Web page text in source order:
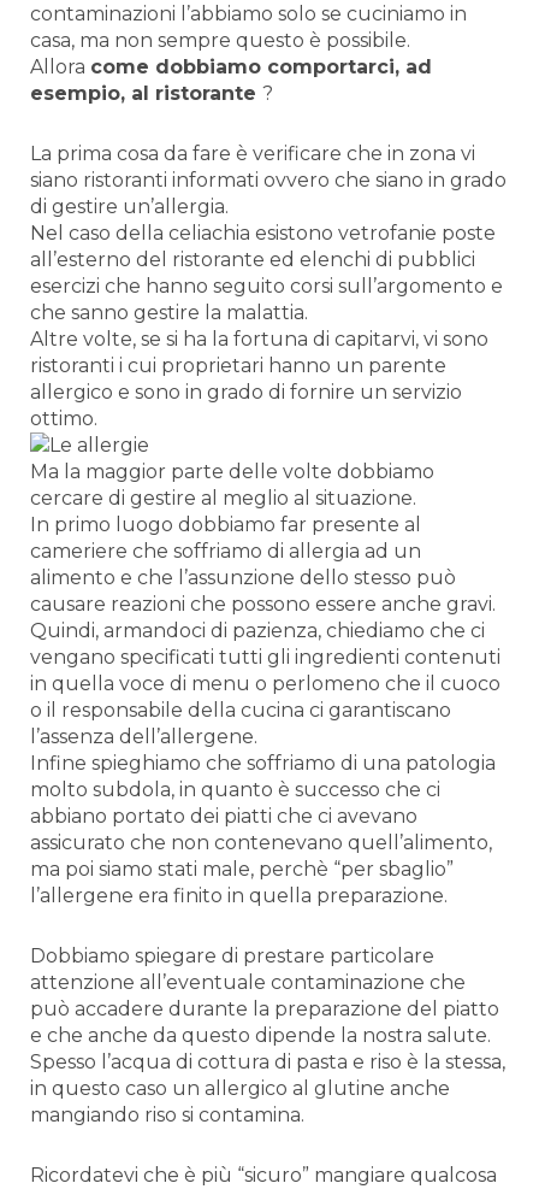
contaminazioni l’abbiamo solo se cuciniamo in
casa, ma non sempre questo è possibile.
Allora come dobbiamo comportarci, ad
esempio, al ristorante ?
La prima cosa da fare è verificare che in zona vi
siano ristoranti informati ovvero che siano in grado
di gestire un’allergia.
Nel caso della celiachia esistono vetrofanie poste
all’esterno del ristorante ed elenchi di pubblici
esercizi che hanno seguito corsi sull’argomento e
che sanno gestire la malattia.
Altre volte, se si ha la fortuna di capitarvi, vi sono
ristoranti i cui proprietari hanno un parente
allergico e sono in grado di fornire un servizio
ottimo.
Ma la maggior parte delle volte dobbiamo
cercare di gestire al meglio al situazione.
In primo luogo dobbiamo far presente al
cameriere che soffriamo di allergia ad un
alimento e che l’assunzione dello stesso può
causare reazioni che possono essere anche gravi.
Quindi, armandoci di pazienza, chiediamo che ci
vengano specificati tutti gli ingredienti contenuti
in quella voce di menu o perlomeno che il cuoco
o il responsabile della cucina ci garantiscano
l’assenza dell’allergene.
Infine spieghiamo che soffriamo di una patologia
molto subdola, in quanto è successo che ci
abbiano portato dei piatti che ci avevano
assicurato che non contenevano quell’alimento,
ma poi siamo stati male, perchè “per sbaglio”
l’allergene era finito in quella preparazione.
Dobbiamo spiegare di prestare particolare
attenzione all’eventuale contaminazione che
può accadere durante la preparazione del piatto
e che anche da questo dipende la nostra salute.
Spesso l’acqua di cottura di pasta e riso è la stessa,
in questo caso un allergico al glutine anche
mangiando riso si contamina.
Ricordatevi che è più “sicuro” mangiare qualcosa